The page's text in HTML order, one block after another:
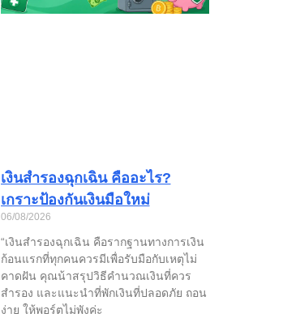
เงินสำรองฉุกเฉิน คืออะไร?
เกราะป้องกันเงินมือใหม่
06/08/2026
“เงินสำรองฉุกเฉิน คือรากฐานทางการเงิน
ก้อนแรกที่ทุกคนควรมีเพื่อรับมือกับเหตุไม่
คาดฝัน คุณน้าสรุปวิธีคำนวณเงินที่ควร
สำรอง และแนะนำที่พักเงินที่ปลอดภัย ถอน
ง่าย ให้พอร์ตไม่พังค่ะ